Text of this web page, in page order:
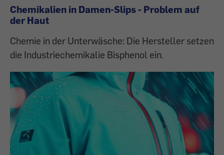
Chemikalien in Damen-Slips - Problem auf
der Haut
Chemie in der Unterwäsche: Die Hersteller setzen
die Industriechemikalie Bisphenol ein.